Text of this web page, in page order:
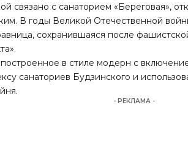
связано с санаторием «Береговая»,
В годы Великой Отечественной
сохранившаяся после
в стиле модерн с
санаториев Будзинского и
- РЕКЛАМА -